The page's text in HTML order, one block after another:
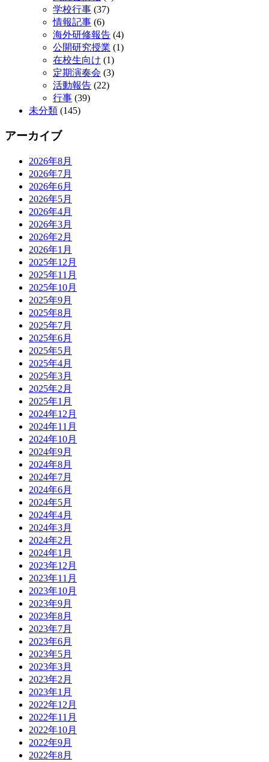
学校行事 (37)
情報記事 (6)
海外研修報告 (4)
公開研究授業 (1)
在校生向け (1)
定期演奏会 (3)
活動報告 (22)
行事 (39)
未分類 (145)
アーカイブ
2026年8月
2026年7月
2026年6月
2026年5月
2026年4月
2026年3月
2026年2月
2026年1月
2025年12月
2025年11月
2025年10月
2025年9月
2025年8月
2025年7月
2025年6月
2025年5月
2025年4月
2025年3月
2025年2月
2025年1月
2024年12月
2024年11月
2024年10月
2024年9月
2024年8月
2024年7月
2024年6月
2024年5月
2024年4月
2024年3月
2024年2月
2024年1月
2023年12月
2023年11月
2023年10月
2023年9月
2023年8月
2023年7月
2023年6月
2023年5月
2023年3月
2023年2月
2023年1月
2022年12月
2022年11月
2022年10月
2022年9月
2022年8月